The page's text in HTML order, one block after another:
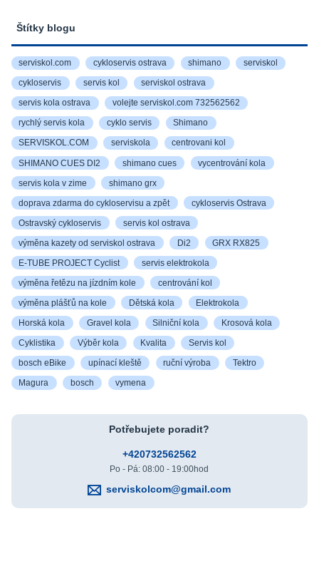
Štítky blogu
serviskol.com cykloservis ostrava shimano serviskol
cykloservis servis kol serviskol ostrava
servis kola ostrava volejte serviskol.com 732562562
rychlý servis kola cyklo servis Shimano
SERVISKOL.COM serviskola centrovani kol
SHIMANO CUES DI2 shimano cues vycentrování kola
servis kola v zime shimano grx
doprava zdarma do cykloservisu a zpět cykloservis Ostrava
Ostravský cykloservis servis kol ostrava
výměna kazety od serviskol ostrava Di2 GRX RX825
E-TUBE PROJECT Cyclist servis elektrokola
výměna řetězu na jízdním kole centrování kol
výměna plášťů na kole Dětská kola Elektrokola
Horská kola Gravel kola Silniční kola Krosová kola
Cyklistika Výběr kola Kvalita Servis kol
bosch eBike upínací kleště ruční výroba Tektro
Magura bosch vymena
Potřebujete poradit?
+420732562562
Po - Pá: 08:00 - 19:00hod
serviskolcom@gmail.com